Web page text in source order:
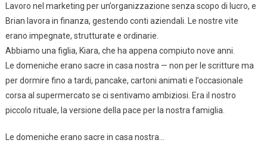
Lavoro nel marketing per un’organizzazione senza scopo di lucro, e
Brian lavora in finanza, gestendo conti aziendali. Le nostre vite
erano impegnate, strutturate e ordinarie.
Abbiamo una figlia, Kiara, che ha appena compiuto nove anni.
Le domeniche erano sacre in casa nostra — non per le scritture ma
per dormire fino a tardi, pancake, cartoni animati e l’occasionale
corsa al supermercato se ci sentivamo ambiziosi. Era il nostro
piccolo rituale, la versione della pace per la nostra famiglia.
Le domeniche erano sacre in casa nostra…